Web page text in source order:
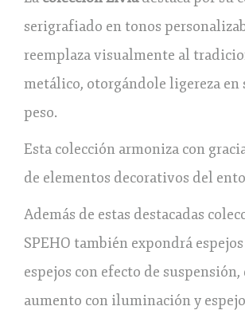
serigrafiado en tonos
reemplaza visualmente al
metálico, otorgándole ligereza en
peso.
Esta colección armoniza con
de elementos decorativos del
Además de estas destacadas
SPEHO también expondrá
espejos con efecto de suspensión,
aumento con iluminación y